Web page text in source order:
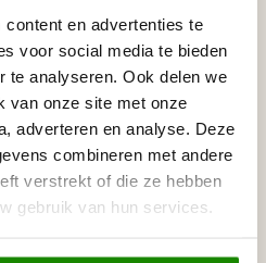
en advertenties te
voor social media te bieden
te analyseren. Ook delen we
van onze site met onze
adverteren en analyse. Deze
combineren met andere
verstrekt of die ze hebben
gebruik van hun services.
310 ml €8,95